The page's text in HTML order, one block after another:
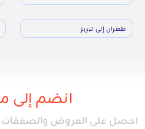
طهران إلى تبريز
انضم إلى
احصل على العروض والصفقات